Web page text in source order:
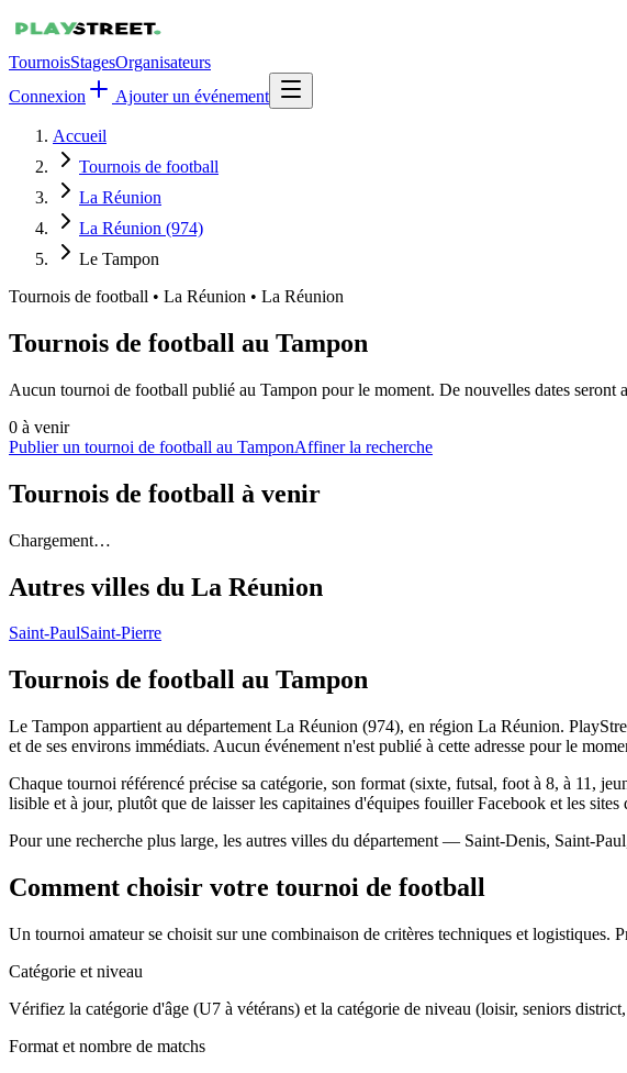
TournoisStagesOrganisateurs
Connexion
Ajouter un événement
Accueil
Tournois de football
La Réunion
La Réunion (974)
Le Tampon
Tournois de football • La Réunion • La Réunion
Tournois de football au Tampon
Aucun tournoi de football publié au Tampon pour le moment. De nouvelles dates seront
0 à venir
Publier un tournoi de football au TamponAffiner la recherche
Tournois de football à venir
Chargement…
Autres villes du La Réunion
Saint-PaulSaint-Pierre
Tournois de football au Tampon
Le Tampon appartient au département La Réunion (974), en région La Réunion.
et de ses environs immédiats. Aucun événement n'est publié à cette adresse pour le
Chaque tournoi référencé précise sa catégorie, son format (sixte, futsal, foot à 8, à 11,
lisible et à jour, plutôt que de laisser les capitaines d'équipes fouiller Facebook et les sites
Pour une recherche plus large, les autres villes du département — Saint-Denis, Saint-
Comment choisir votre tournoi de football
Un tournoi amateur se choisit sur une combinaison de critères techniques et
Catégorie et niveau
Vérifiez la catégorie d'âge (U7 à vétérans) et la catégorie de niveau (loisir, seniors
Format et nombre de matchs